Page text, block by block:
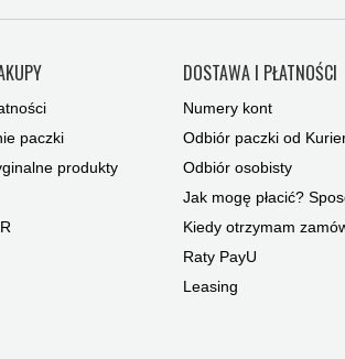
paczki
produkty
DOSTAWA I PŁATNOŚCI
Numery kont
Odbiór paczki od
Odbiór osobisty
Jak mogę płacić?
Kiedy otrzymam
Raty PayU
Leasing